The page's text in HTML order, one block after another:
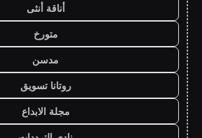
أناقة أنثى
متورخ
مدسن
روتانا تسويق
مجلة الابداع